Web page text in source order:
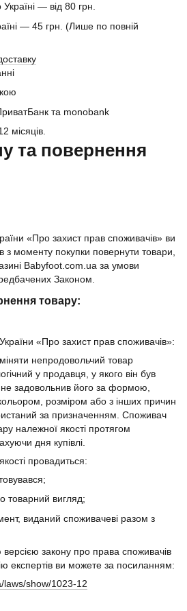
— від 80 грн.
— 45 грн. (Лише по повній
та monobank
місяців.
та повернення
«Про захист прав споживачів» ви
з моменту покупки повернути товари,
Babyfoot.com.ua за умови
Законом.
товару:
«Про захист прав споживачів»:
непродовольчий товар
у продавця, у якого він був
задовольнив його за формою,
розміром або з інших причин
за призначенням. Споживач
належної якості протягом
дня купівлі.
провадиться:
товарний вигляд;
виданий споживачеві разом з
закону про права споживачів
експертів ви можете за посиланням:
laws/show/1023-12